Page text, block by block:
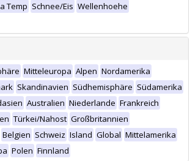
Temp Schnee/Eis Wellenhoehe
Mitteleuropa Alpen Nordamerika
Skandinavien Südhemisphäre Südamerika
Australien Niederlande Frankreich
Türkei/Nahost Großbritannien
Belgien Schweiz Island Global Mittelamerika
Polen Finnland